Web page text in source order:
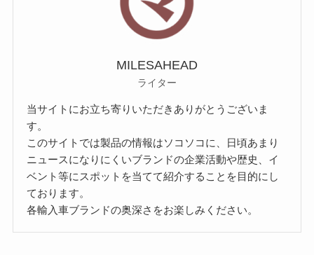
MILESAHEAD
ライター
当サイトにお立ち寄りいただきありがとうございま
す。
このサイトでは製品の情報はソコソコに、日頃あまり
ニュースになりにくいブランドの企業活動や歴史、イ
ベント等にスポットを当てて紹介することを目的にし
ております。
各輸入車ブランドの奥深さをお楽しみください。